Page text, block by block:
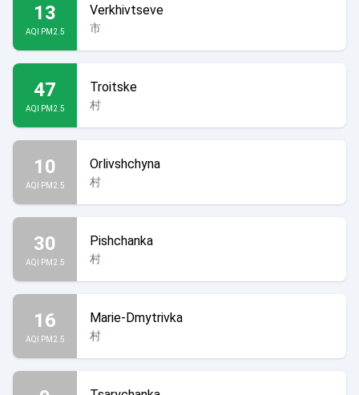
13
AQI PM2.5
Verkhivtseve
市
47
AQI PM2.5
Troitske
村
10
AQI PM2.5
Orlivshchyna
村
30
AQI PM2.5
Pishchanka
村
16
AQI PM2.5
Marie-Dmytrivka
村